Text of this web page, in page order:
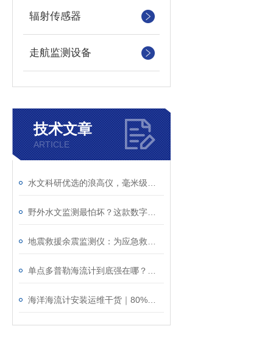
辐射传感器
走航监测设备
技术文章
ARTICLE